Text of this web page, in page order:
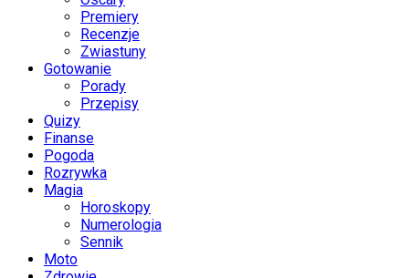
Premiery
Recenzje
Zwiastuny
Gotowanie
Porady
Przepisy
Quizy
Finanse
Pogoda
Rozrywka
Magia
Horoskopy
Numerologia
Sennik
Moto